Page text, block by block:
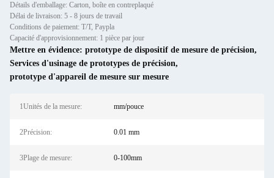
Détails d'emballage: Carton, boîte en contreplaqué
Délai de livraison: 5 - 8 jours de travail
Conditions de paiement: T/T, Paypla
Capacité d'approvisionnement: 1 pièce par jour
Mettre en évidence: prototype de dispositif de mesure de précision,
Services d'usinage de prototypes de précision,
prototype d'appareil de mesure sur mesure
1Unités de la mesure: mm/pouce
2Précision: 0.01 mm
3Plage de mesure: 0-100mm